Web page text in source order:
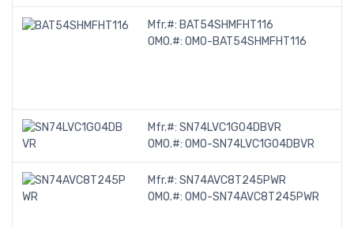
Mfr.#: BAT54SHMFHT116
OMO.#: OMO-BAT54SHMFHT116
Mfr.#: SN74LVC1G04DBVR
OMO.#: OMO-SN74LVC1G04DBVR
Mfr.#: SN74AVC8T245PWR
OMO.#: OMO-SN74AVC8T245PWR